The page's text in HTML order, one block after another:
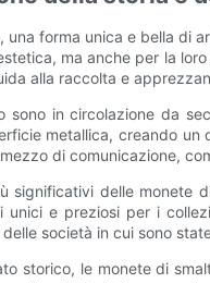
una forma unica e bella di
ma anche per la
alla raccolta e
sono in circolazione da
metallica, creando
di comunicazione,
significativi delle monete
unici e preziosi per i
società in cui sono
storico, le monete di